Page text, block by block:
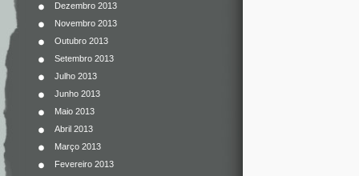
Dezembro 2013
Novembro 2013
Outubro 2013
Setembro 2013
Julho 2013
Junho 2013
Maio 2013
Abril 2013
Março 2013
Fevereiro 2013